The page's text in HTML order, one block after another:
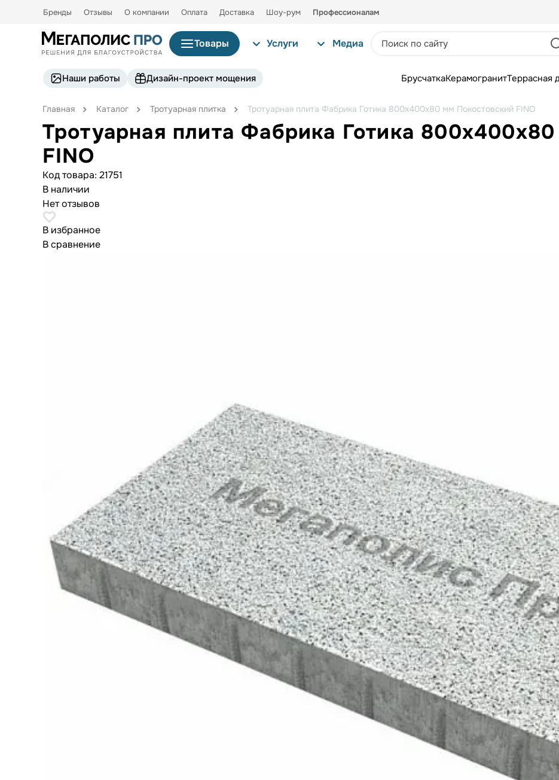
Бренды Отзывы О компании Оплата Доставка Шоу-рум Профессионалам
Товары Услуги Медиа
Наши работы Дизайн-проект мощения БрусчаткаКерамогранитТеррасная
Главная Каталог Тротуарная плитка Тротуарная плита Фабрика Готика 800х400х80 мм Покостовский FINO
Тротуарная плита Фабрика Готика
FINO
Код товара: 21751
В наличии
Нет отзывов
В избранное
В сравнение